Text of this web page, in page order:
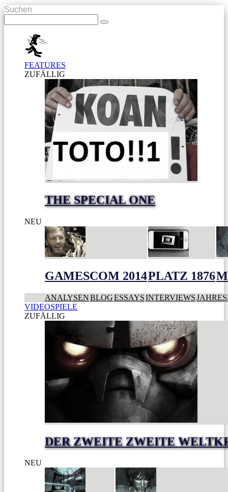
Suchen
FEATURES
ZUFÄLLIG
THE SPECIAL ONE
NEU
GAMESCOM 2014PLATZ 1876
ANALYSENBLOGESSAYSINTERVIEWS
VIDEOSPIELE
ZUFÄLLIG
DER ZWEITE ZWEITE
NEU